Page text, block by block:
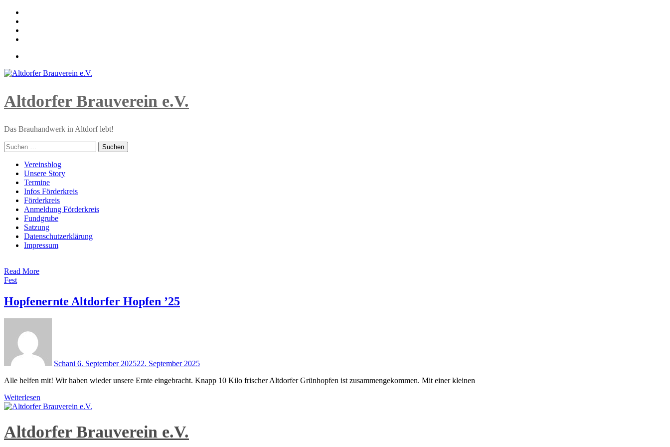
Skip
content
Altdorfer Brauverein e.V.
Das Brauhandwerk in Altdorf lebt!
Suchen
nach:
Primary
Menu
Vereinsblog
Unsere Story
Termine
Infos Förderkreis
Förderkreis
Anmeldung Förderkreis
Fundgrube
Satzung
Datenschutzerklärung
Impressum
Read More
Fest
Hopfenernte Altdorfer Hopfen ’25
Schani 6. September 202522. September 2025
Alle helfen mit! Wir haben wieder unsere Ernte eingebracht. Knapp 10 Kilo frischer Altdorfer Grünhopfen ist zusammengekommen. Mit einer kleinen
Weiterlesen
Altdorfer Brauverein e.V.